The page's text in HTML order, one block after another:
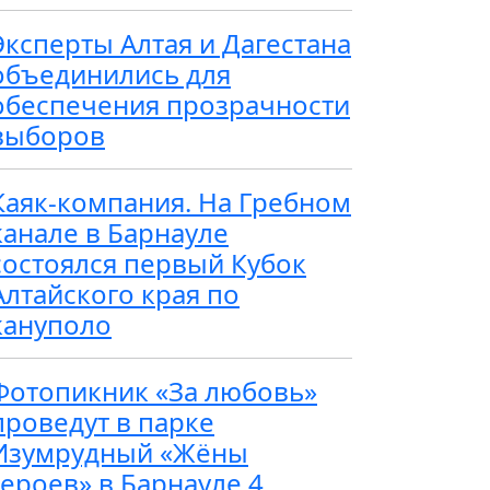
Алтая и Дагестана
для
прозрачности
компания. На Гребном
в Барнауле
первый Кубок
края по
«За любовь»
в парке
«Жёны